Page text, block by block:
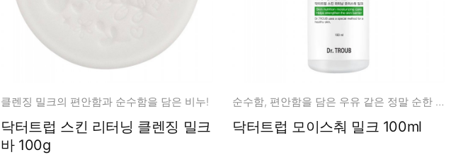
클렌징 밀크의 편안함과 순수함을 담은 비누!
닥터트럽 스킨 리터닝 클렌징 밀크
바 100g
순수함, 편안함을 담은 우유 같은 정말 순한 보습제
닥터트럽 모이스춰 밀크 100ml